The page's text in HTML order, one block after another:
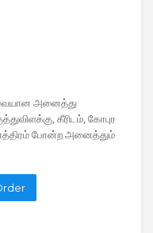
அனைத்து
கீரிடம், கோபுர
போன்ற அனைத்தும்